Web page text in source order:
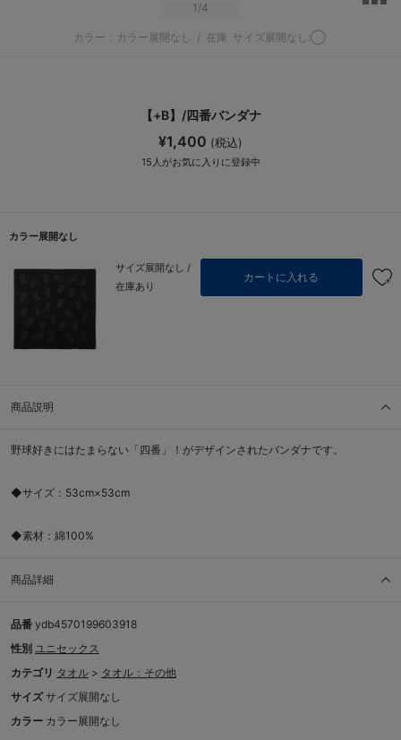
1 /4
カラー：カラー展開なし / 在庫 サイズ展開なし:◯
【+B】/四番バンダナ
¥1,400 (税込)
15 人がお気に入りに登録中
カラー展開なし
サイズ展開なし /
在庫あり
カートに入れる
商品説明
野球好きにはたまらない「四番」！がデザインされたバンダナです。
◆サイズ：53cm×53cm
◆素材：綿100%
商品詳細
品番 ydb4570199603918
性別 ユニセックス
カテゴリ タオル > タオル：その他
サイズ サイズ展開なし
カラー カラー展開なし